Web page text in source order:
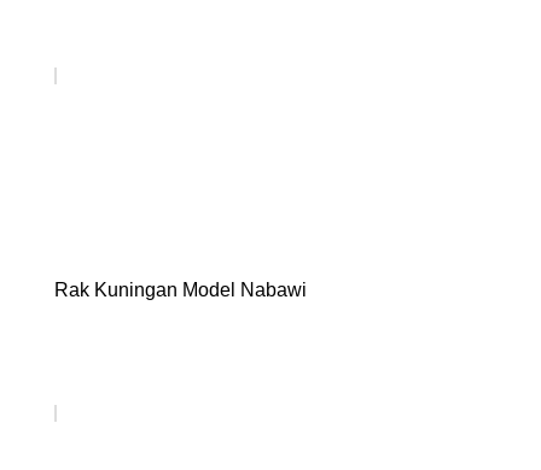
Rak Kuningan Model Nabawi